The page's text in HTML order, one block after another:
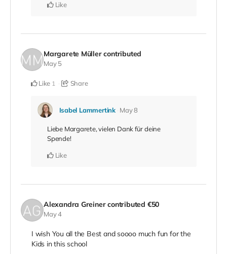
Like
Margarete Müller contributed
May 5
Like 1 Share
Isabel Lammertink May 8
Liebe Margarete, vielen Dank für deine
Spende!
Like
Alexandra Greiner contributed €50
May 4
I wish You all the Best and soooo much fun for the
Kids in this school